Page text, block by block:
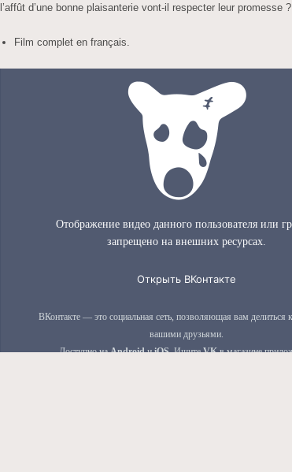
l’affût d’une bonne plaisanterie vont-il respecter leur promesse ?
Film complet en français.